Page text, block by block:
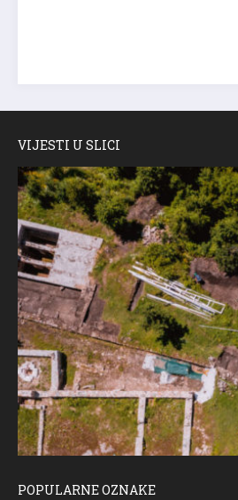
VIJESTI U SLICI
POPULARNE OZNAKE